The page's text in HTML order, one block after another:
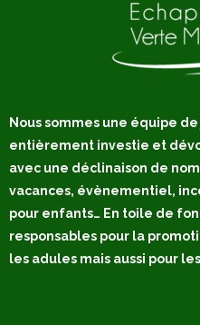
Nous sommes une équipe
entièrement investie et
avec une déclinaison de
vacances, évènementiel,
pour enfants… En toile de
responsables pour la
les adules mais aussi pour